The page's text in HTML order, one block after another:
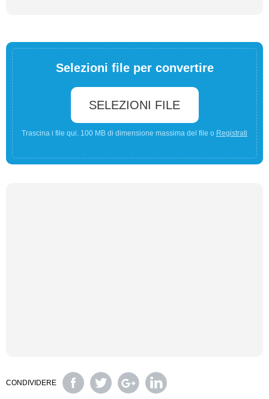
Selezioni file per convertire
SELEZIONI FILE
Trascina i file qui. 100 MB di dimensione massima del file o Registrati
CONDIVIDERE